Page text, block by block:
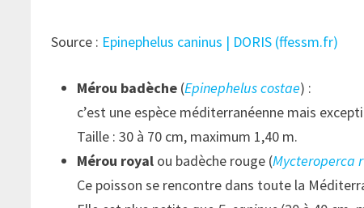
Source : Epinephelus caninus | DORIS (ffessm.fr)
Mérou badèche (Epinephelus costae) :
c’est une espèce méditerranéenne mais
Taille : 30 à 70 cm, maximum 1,40 m.
Mérou royal ou badèche rouge (Mycteroperca
Ce poisson se rencontre dans toute la